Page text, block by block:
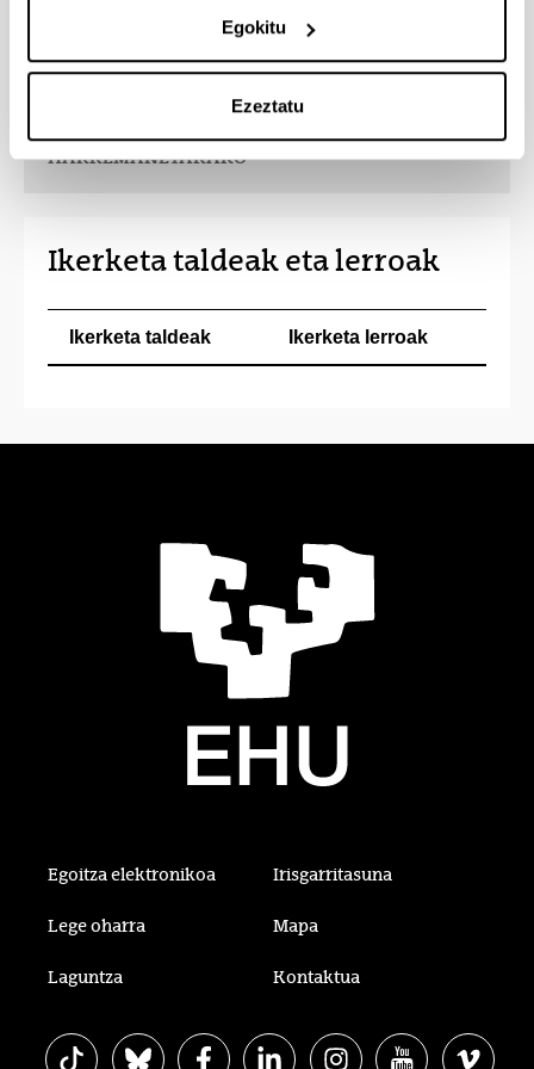
Egokitu
Ezeztatu
hala estatukoekin nola nazioartekoekin.
HARREMANETARAKO
Ikerketa taldeak eta lerroak
Ikerketa taldeak Ikerketa lerroak
Egoitza elektronikoa Irisgarritasuna
Lege oharra Mapa
Laguntza Kontaktua